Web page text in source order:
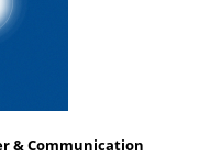
& Communication